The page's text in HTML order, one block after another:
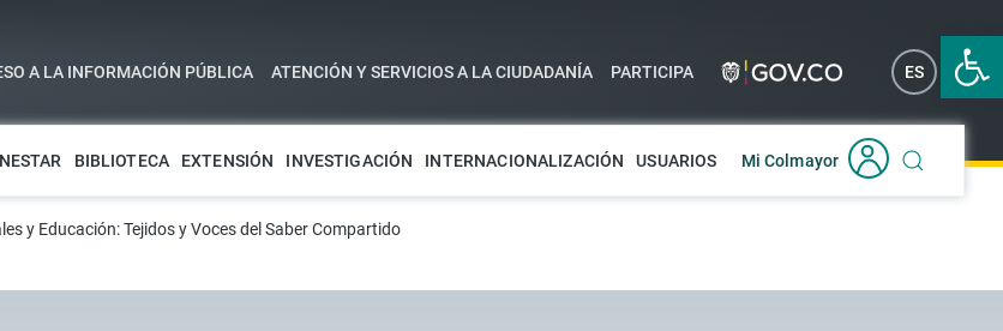
Abrir
A LA INFORMACIÓN PÚBLICA ATENCIÓN Y SERVICIOS A LA CIUDADANÍA PARTICIPA ES EN
BIBLIOTECA EXTENSIÓN INVESTIGACIÓN INTERNACIONALIZACIÓN USUARIOS Mi Colmayor
y Educación: Tejidos y Voces del Saber Compartido